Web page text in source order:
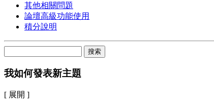
其他相關問題
論壇高級功能使用
積分說明
搜索
我如何發表新主題
[ 展開 ]